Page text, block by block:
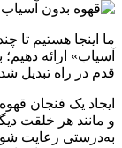
ما اینجا هستیم تا
آسیاب» ارائه دهیم؛
قدم در راه تبدیل
ایجاد یک فنجان
و مانند هر خلقت
به‌درستی رعایت